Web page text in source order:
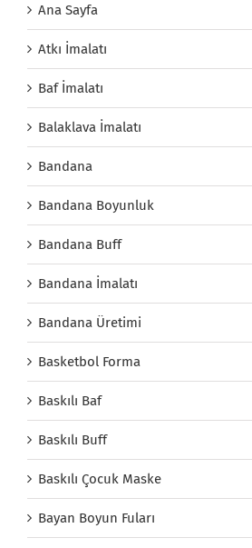
Ana Sayfa
Atkı İmalatı
Baf İmalatı
Balaklava İmalatı
Bandana
Bandana Boyunluk
Bandana Buff
Bandana İmalatı
Bandana Üretimi
Basketbol Forma
Baskılı Baf
Baskılı Buff
Baskılı Çocuk Maske
Bayan Boyun Fuları